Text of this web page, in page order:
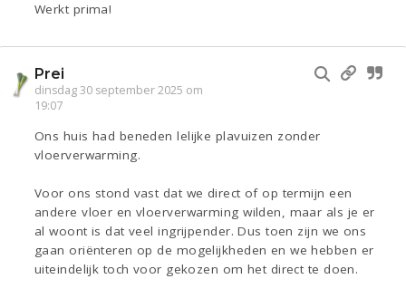
Werkt prima!
Prei
dinsdag 30 september 2025 om
19:07
Ons huis had beneden lelijke plavuizen zonder
vloerverwarming.
Voor ons stond vast dat we direct of op termijn een
andere vloer en vloerverwarming wilden, maar als je er
al woont is dat veel ingrijpender. Dus toen zijn we ons
gaan oriënteren op de mogelijkheden en we hebben er
uiteindelijk toch voor gekozen om het direct te doen.